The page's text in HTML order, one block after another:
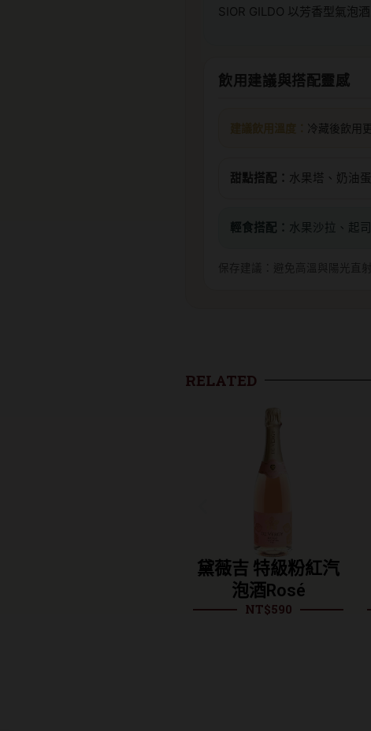
SIOR GILDO 以芳香型氣泡
飲用建議與搭配靈感
冷藏後飲用
甜點搭配： 水果塔、奶油
輕食搭配： 水果沙拉、起
RELATED
黛薇吉 特級汽泡酒
Brut
NT$ 590